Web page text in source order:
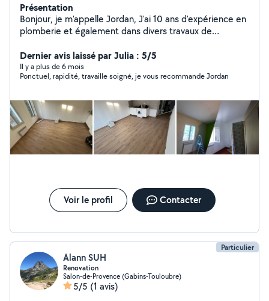
Présentation
Bonjour, je m'appelle Jordan, J'ai 10 ans d'expérience en
plomberie et également dans divers travaux de
vos demandes de travaux que ce soit pour l'intérieur ou
bien l'extérieur. J'ai également une Shampouineuse que
je met en location. #Adoucisseur d'eau #Pergola
Dernier avis laissé par Julia : 5/5
Il y a plus de 6 mois
Ponctuel, rapidité, travaille soigné, je vous recommande Jordan
Voir le profil Contacter
Particulier
Alann SUH
Renovation
Salon-de-Provence (Gabins-Touloubre)
5/5 (1 avis)